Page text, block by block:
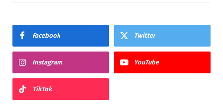
Facebook Twitter
Instagram YouTube
TikTok